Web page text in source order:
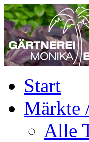
Start
Märkte
Alle